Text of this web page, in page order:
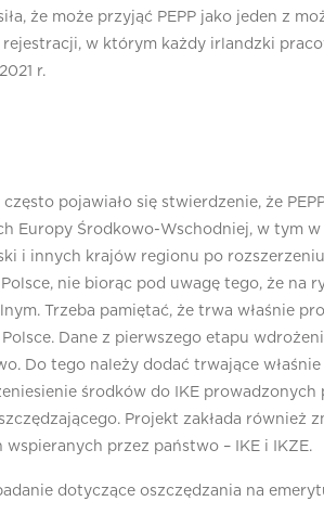
że może przyjąć PEPP jako jeden z
w którym każdy irlandzki
r.
pojawiało się stwierdzenie, że
Europy Środkowo-Wschodniej, w tym w
i innych krajów regionu po
nie biorąc pod uwagę tego, że na
Trzeba pamiętać, że trwa właśnie
Dane z pierwszego etapu
Do tego należy dodać trwające właśnie
środków do IKE prowadzonych
Projekt zakłada również
przez państwo – IKE i IKZE.
dotyczące oszczędzania na